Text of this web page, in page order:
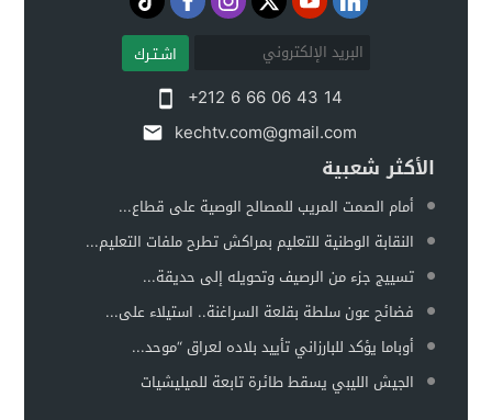
اشـتـرك
+212 6 66 06 43 14
kechtv.com@gmail.com
الأكثر شعبية
أمام الصمت المريب للمصالح الوصية على قطاع...
النقابة الوطنية للتعليم بمراكش تطرح ملفات التعليم...
تسييج جزء من الرصيف وتحويله إلى حديقة...
فضائح عون سلطة بقلعة السراغنة.. استيلاء على...
أوباما يؤكد للبارزاني تأييد بلاده لعراق “موحد...
الجيش الليبي يسقط طائرة تابعة للميليشيات